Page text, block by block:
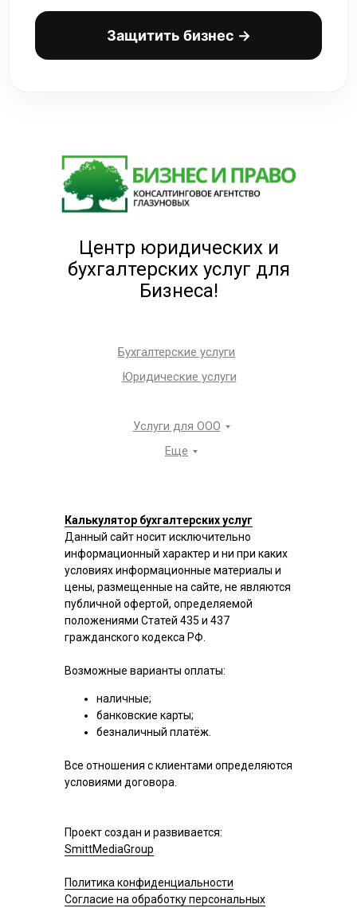
Защитить бизнес →
Центр юридических и
бухгалтерских услуг для
Бизнеса!
Бухгалтерские услуги
Юридические услуги
Услуги для ООО
Еще
Калькулятор бухгалтерских услуг
Данный сайт носит исключительно
информационный характер и ни при каких
условиях информационные материалы и
цены, размещенные на сайте, не являются
публичной офертой, определяемой
положениями Статей 435 и 437
гражданского кодекса РФ.
Возможные варианты оплаты:
наличные;
банковские карты;
безналичный платёж.
Все отношения с клиентами определяются
условиями договора.
Проект создан и развивается:
SmittMediaGroup
Политика конфиденциальности
Согласие на обработку персональных